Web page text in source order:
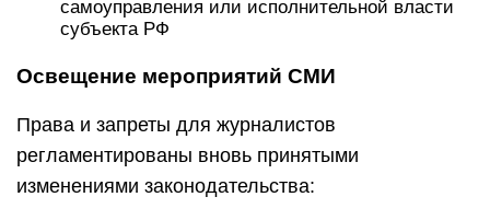
самоуправления или исполнительной власти
субъекта РФ
Освещение мероприятий СМИ
Права и запреты для журналистов
регламентированы вновь принятыми
изменениями законодательства: